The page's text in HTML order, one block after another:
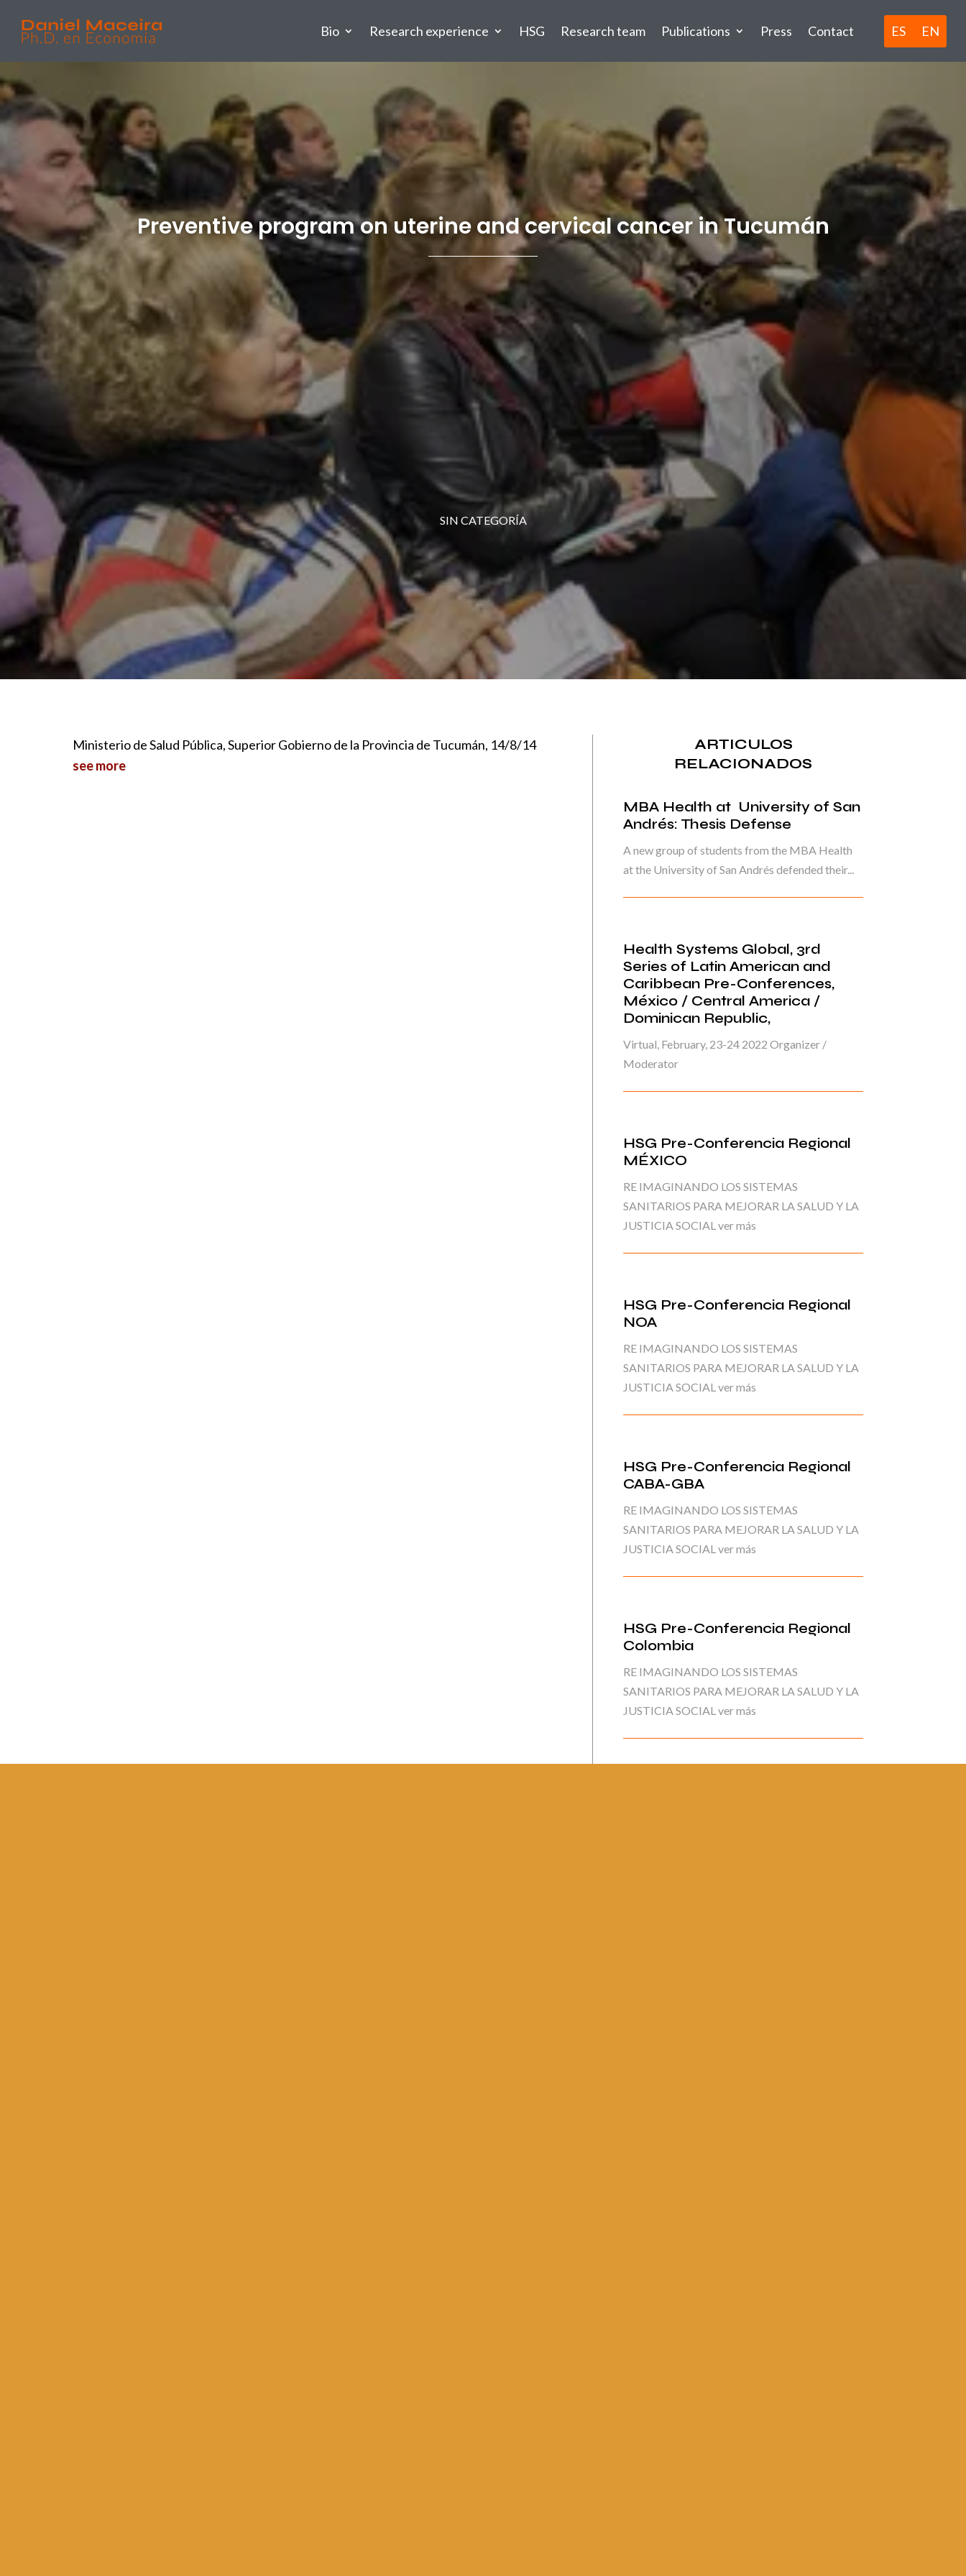
Bio Research experience HSG Research team Publications Press Contact ES EN
Preventive program on uterine and cervical cancer in Tucumán
SIN CATEGORÍA
Ministerio de Salud Pública, Superior Gobierno de la Provincia de Tucumán, 14/8/14
see more
ARTICULOS
RELACIONADOS
MBA Health at University of San
Andrés: Thesis Defense
A new group of students from the MBA Health
at the University of San Andrés defended their...
Health Systems Global, 3rd
Series of Latin American and
Caribbean Pre-Conferences,
México / Central America /
Dominican Republic,
Virtual, February, 23-24 2022 Organizer /
Moderator
HSG Pre-Conferencia Regional
MÉXICO
RE IMAGINANDO LOS SISTEMAS
SANITARIOS PARA MEJORAR LA SALUD Y LA
JUSTICIA SOCIAL ver más
HSG Pre-Conferencia Regional
NOA
RE IMAGINANDO LOS SISTEMAS
SANITARIOS PARA MEJORAR LA SALUD Y LA
JUSTICIA SOCIAL ver más
HSG Pre-Conferencia Regional
CABA-GBA
RE IMAGINANDO LOS SISTEMAS
SANITARIOS PARA MEJORAR LA SALUD Y LA
JUSTICIA SOCIAL ver más
HSG Pre-Conferencia Regional
Colombia
RE IMAGINANDO LOS SISTEMAS
SANITARIOS PARA MEJORAR LA SALUD Y LA
JUSTICIA SOCIAL ver más